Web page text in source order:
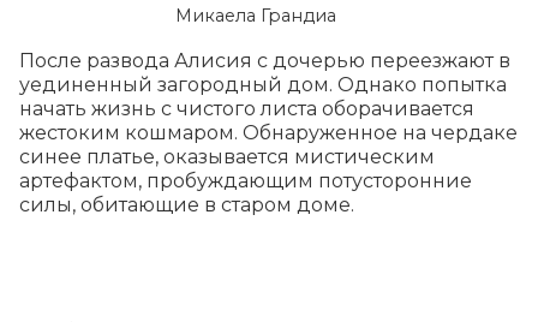
Микаела Грандиа
После развода Алисия с дочерью переезжают в
уединенный загородный дом. Однако попытка
начать жизнь с чистого листа оборачивается
жестоким кошмаром. Обнаруженное на чердаке
синее платье, оказывается мистическим
артефактом, пробуждающим потусторонние
силы, обитающие в старом доме.